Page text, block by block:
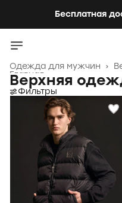
Бесплатная
Одежда для мужчин ›
Главная
Верхняя
Фильтры